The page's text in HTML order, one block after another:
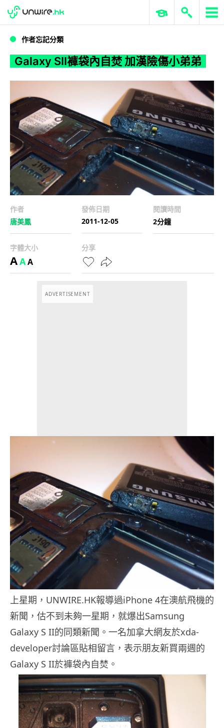
Galaxy SII褲袋內自焚 加漢險傷小弟弟
WWDC 2026 ERP 與商業 AI
作者忘記分類
Galaxy SII褲袋內自焚 加漢險傷小弟弟
作者
唐美鳳
發佈日期
2011-12-05
閱讀時間
2分鐘
字體大小
AAA
分享
ADVERTISEMENT
上星期，UNWIRE.HK報導過iPhone 4在澳航飛機的
新聞，估不到未夠一星期，就爆出Samsung
Galaxy S II的同類新聞。一名加拿大網友於xda-
developer討論區貼相留言，表示朋友新買兩週的
Galaxy S II於褲袋內自焚。